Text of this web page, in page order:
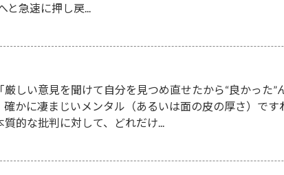
急速に押し戻...
しい意見を聞けて自分を見つめ直せたから“良かった”
かに凄まじいメンタル（あるいは面の皮の厚さ）です
的な批判に対して、どれだけ...